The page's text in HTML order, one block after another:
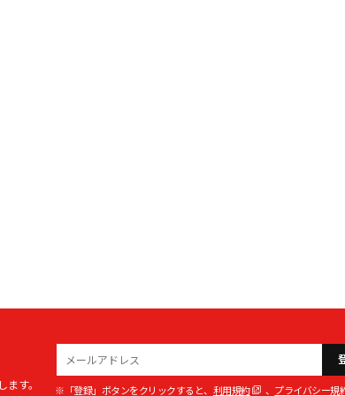
す。 ※「登録」ボタンをクリックすると、 利用規約 、 プライバシー規